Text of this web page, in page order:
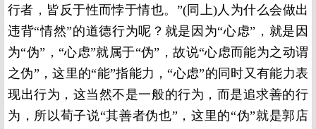
行者，皆反于性而悖于情也。”(同上)人为什么会做出
违背“情然”的道德行为呢？就是因为“心虑”，就是因
为“伪”，“心虑”就属于“伪”，故说“心虑而能为之动谓
之伪”，这里的“能”指能力，“心虑”的同时又有能力表
现出行为，这当然不是一般的行为，而是追求善的行
为，所以荀子说“其善者伪也”，这里的“伪”就是郭店